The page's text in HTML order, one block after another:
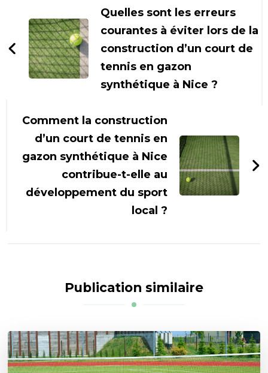
d'article
Quelles sont les erreurs
courantes à éviter lors de la
construction d’un court de
tennis en gazon
synthétique à Nice ?
Comment la construction
d’un court de tennis en
gazon synthétique à Nice
contribue-t-elle au
développement du sport
local ?
Publication similaire